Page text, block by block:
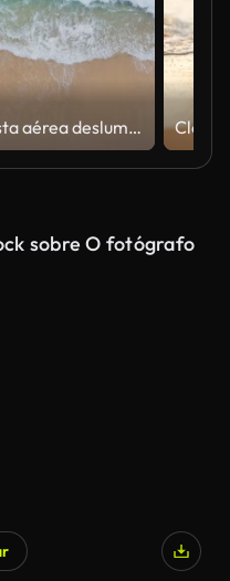
Vista aérea deslumbrante do olho do pássaro das ondas do oceano lavando a costa em Bali, Indonésia, Ásia. Foto estática de longa duração 4K
sobre O fotógrafo